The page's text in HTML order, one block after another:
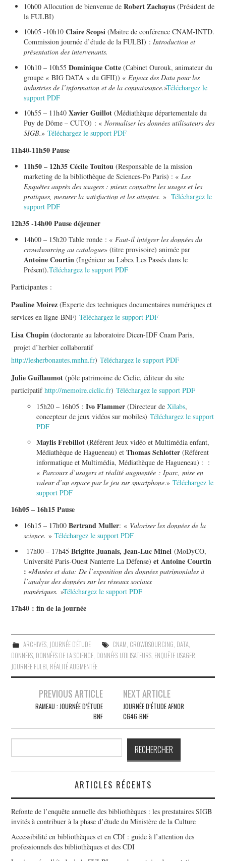
10h00 Allocution de bienvenue deRobert Zachayus (Président de
la FULBI)
10h05 -10h10Claire Scopsi (Maitre de conférence CNAM-INTD.
Commission journée d’étude de la FULBI) :Introduction et
présentation des intervenants.
10h10 – 10h55Dominique Cotte (Cabinet Ourouk, animateur du
groupe « BIG DATA » du GFII)) « Enjeux des Data pour les
industries de l’information et de la connaissance.»Téléchargez le
support PDF
10h55 – 11h40Xavier Guillot (Médiathèque départementale du
Puy de Dôme – CUTO) : «Normaliser les données utilisateurs des
SIGB.»Téléchargez le support PDF
11h40-11h50 Pause
11h50 – 12h35 Cécile Touitou(Responsable de la mission
marketing de la bibliothèque de Sciences-Po Paris) : « Les
Enquêtes auprès des usagers : mieux connaître les usages et les
pratiques, mesurer la satisfaction et les attentes. »Téléchargez le
support PDF
12h35 -14h00 Pause déjeuner
14h00 – 15h20 Table ronde : «Faut-il intégrer les données du
crowdsourcing au catalogue» (titre provisoire) animée par
Antoine Courtin (Ingénieur au Labex Les Passés dans le
Présent).Téléchargez le support PDF
Participantes :
Pauline Moirez (Experte des techniques documentaires numériques et
services en ligne-BNF)Téléchargez le support PDF
Lisa Chupin(doctorante au laboratoire Dicen-IDF Cnam Paris,
projet d’herbier collaboratif
http://lesherbonautes.mnhn.fr)Téléchargez le support PDF
Julie Guillaumot(pôle patrimoine de Ciclic, éditeur du site
participatifhttp://memoire.ciclic.fr)Téléchargez le support PDF
15h20 – 16h05 :Ivo Flammer (Directeur de Xilabs,
concepteur de jeux vidéos sur mobiles)Téléchargez le support
PDF
Maylis Frebillot (Référent Jeux vidéo et Multimédia enfant,
Médiathèque de Hagueneau) etThomas Schlotter (Référent
informatique et Multimédia, Médiathèque de Hagueneau) : :
« Parcours d’usagers et réalité augmentée : Iparc, mise en
valeur d’un espace par le jeu sur smartphone.»Téléchargez le
support PDF
16h05 – 16h15 Pause
16h15 – 17h00Bertrand Muller: « Valoriser les données de la
science. »Téléchargez le support PDF
17h00 – 17h45Brigitte Juanals, Jean-Luc Minel(MoDyCO,
Université Paris-Ouest Nanterre La Défense) et Antoine Courtin
: «Musées et data: De l’exposition des données patrimoniales à
l’analyse des données sur les réseaux sociaux
numériques. »Téléchargez le support PDF
17h40 : fin de la journée
ARCHIVES, JOURNÉE D'ÉTUDE CNAM, CROWDSOURCING, DATA,
DONNÉES, DONNÉES DE LA SCIENCE, DONNÉES UTILISATEURS, ENQUÊTE USAGER,
JOURNÉE FULBI, RÉALITÉ AUGMENTÉE
Navigation
articles
PREVIOUS ARTICLE
RAMEAU : JOURNÉE D’ÉTUDE
BNF
NEXT ARTICLE
JOURNÉE D’ÉTUDE AFNOR
CG46-BNF
RECHERCHER
ARTICLES RÉCENTS
Refonte de l’enquête annuelle des bibliothèques : les prestataires SIGB
invités à contribuer à la phase d’étude du Ministère de la Culture
Accessibilité en bibliothèques et en CDI : guide à l’attention des
professionnels des bibliothèques et des CDI